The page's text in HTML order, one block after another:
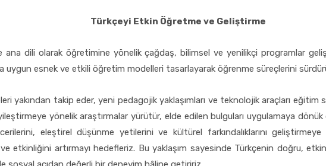
Türkçeyi Etkin Öğretme ve Geliştirme
ana dili olarak öğretimine yönelik çağdaş, bilimsel ve yenilikçi programlar
uygun esnek ve etkili öğretim modelleri tasarlayarak öğrenme süreçlerini
yakından takip eder, yeni pedagojik yaklaşımları ve teknolojik araçları
yönelik araştırmalar yürütür, elde edilen bulguları uygulamaya
eleştirel düşünme yetilerini ve kültürel farkındalıklarını
etkinliğini artırmayı hedefleriz. Bu yaklaşım sayesinde Türkçenin doğru, etkin